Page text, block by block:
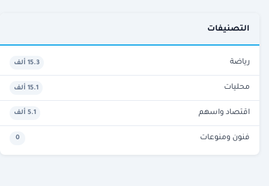
التصنيفات
رياضة 15.3 ألف
محليات 15.1 ألف
اقتصاد واسهم 5.1 ألف
فنون ومنوعات 0